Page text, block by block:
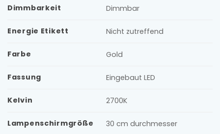
Dimmbarkeit Dimmbar
Energie Etikett Nicht zutreffend
Farbe Gold
Fassung Eingebaut LED
Kelvin 2700K
Lampenschirmgröße
30 cm durchmesser